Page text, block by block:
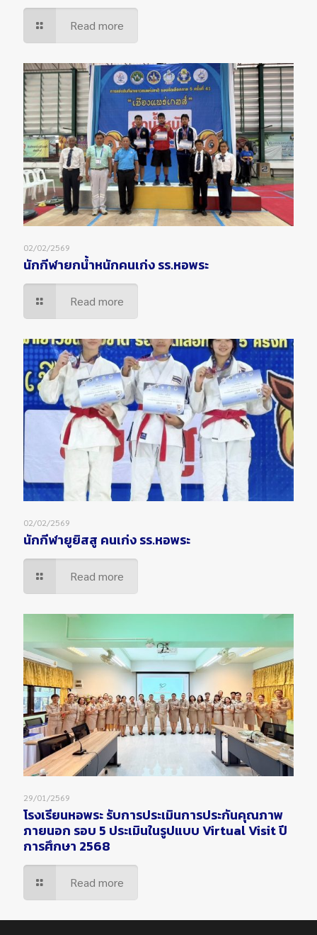
Read more
02/02/2569
นักกีฬายกน้ำหนักคนเก่ง รร.หอพระ
Read more
02/02/2569
นักกีฬายูยิสสู คนเก่ง รร.หอพระ
Read more
29/01/2569
โรงเรียนหอพระ รับการประเมินการประกันคุณภาพ
ภายนอก รอบ 5 ประเมินในรูปแบบ Virtual Visit ปี
การศึกษา 2568
Read more